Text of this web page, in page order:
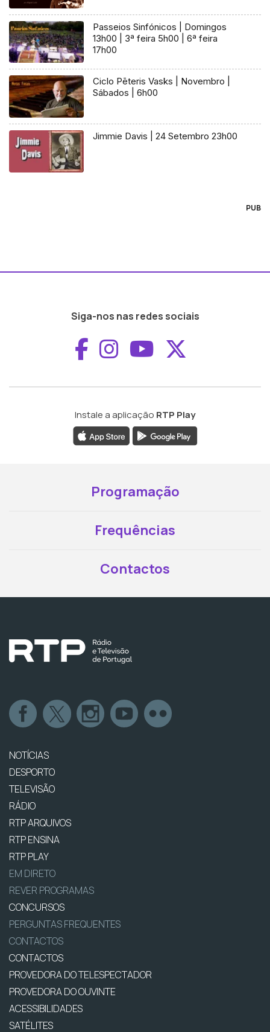
Passeios Sinfónicos | Domingos
13h00 | 3ª feira 5h00 | 6ª feira
17h00
Ciclo Pēteris Vasks | Novembro |
Sábados | 6h00
Jimmie Davis | 24 Setembro 23h00
PUB
Siga-nos nas redes sociais
Aceder ao
Aceder ao
Aceder ao
Instale a aplicação RTP Play
Programação
Frequências
Contactos
NOTÍCIAS
DESPORTO
TELEVISÃO
RÁDIO
RTP ARQUIVOS
RTP ENSINA
RTP PLAY
EM DIRETO
REVER PROGRAMAS
CONCURSOS
PERGUNTAS FREQUENTES
CONTACTOS
CONTACTOS
PROVEDORA DO TELESPECTADOR
PROVEDORA DO OUVINTE
ACESSIBILIDADES
SATÉLITES